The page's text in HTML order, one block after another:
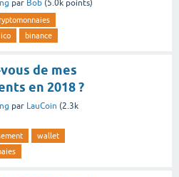
par Bob (5.0k points)
ico binance
de mes
en 2018 ?
par LauCoin (2.3k
wallet